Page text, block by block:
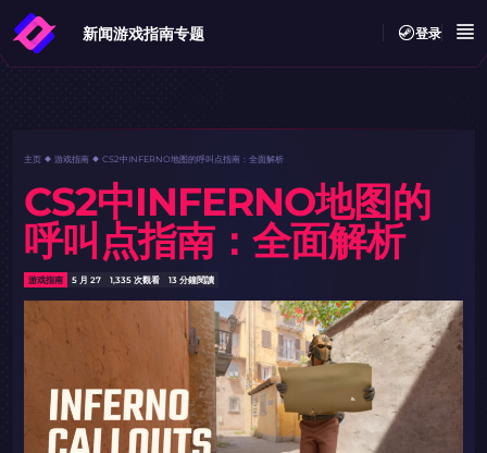
新闻游戏指南专题 登录
主页 游戏指南 CS2中INFERNO地图的呼叫点指南：全面解析
CS2中INFERNO地图的
呼叫点指南：全面解析
游戏指南 5 月 27 1,335 次觀看 13 分鐘閱讀